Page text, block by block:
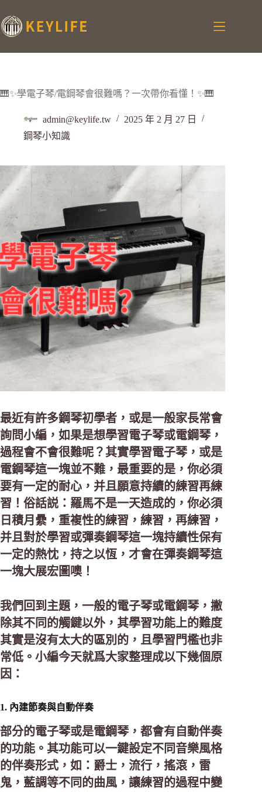
🎹✨學電子琴/電鋼琴會很難嗎？一次帶你看懂！✨🎹
admin@keylife.tw
2025 年 2 月 27 日
鋼琴小知識
最近有許多鋼琴初學者，或是一般家長常會
詢問小編，如果是想學習電子琴或電鋼琴，
過程會不會很難呢？其實學習電子琴，或是
電鋼琴這一塊並不難，最重要的是，你必須
要有一定的耐心，并且願意持續的練習再練
習！俗話説：羅馬不是一天造成的，你必須
日積月纍，重複性的練習，練習，再練習，
并且對於學習或彈奏鋼琴這一塊持續性保有
一定的熱忱，持之以恆，才會在彈奏鋼琴這
一塊大展宏圖噢！
我們回到主題，一般的電子琴或電鋼琴，撇
除其不同的觸鍵以外，其學習功能上的難度
其實是沒有太大的區別的，且學習門檻也非
常低。小編今天就爲大家整理成以下幾個原
因：
1. 內建節奏與自動伴奏
部分的電子琴或是電鋼琴，都會有自動伴奏
的功能。其功能可以一鍵設定不同音樂風格
的伴奏形式，如：爵士，流行，搖滾，雷
鬼，藍調等不同的曲風，讓練習的過程中變